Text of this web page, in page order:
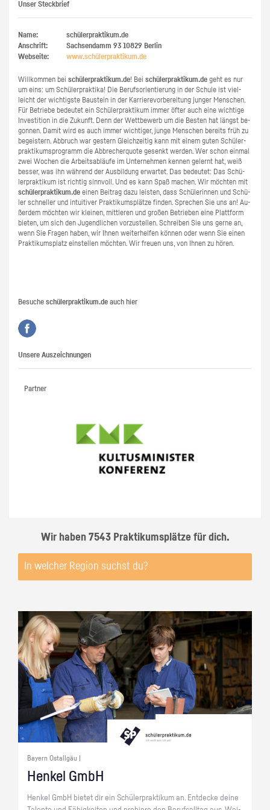
Unser Steckbrief
Name:
schülerpraktikum.de
Anschrift:
Sachsendamm 93 10829 Berlin
Webseite:
www.​schüler​prak​tiku​m.​de
Will­kom­men bei schü­ler­prak­ti­kum.de! Bei schü­ler­prak­ti­kum.de geht es nur
um eins: um Schü­ler­prak­ti­ka! Die Be­rufs­ori­en­tie­rung in der Schu­le ist viel­
leicht der wich­tigs­te Bau­stein in der Kar­rie­re­vor­be­rei­tung jun­ger Men­schen.
Für Be­trie­be be­deu­tet ein Schü­ler­prak­ti­kum immer öfter auch eine wich­ti­ge
In­ves­ti­ti­on in die Zu­kunft. Denn der Wett­be­werb um die Bes­ten hat längst be­
gon­nen. Damit wird es auch immer wich­ti­ger, junge Men­schen be­reits früh zu
be­geis­tern. Ab­bruch war ges­tern Gleich­zei­tig kann mit einem guten Schü­ler­
prak­ti­kums­pro­gramm die Ab­bre­cher­quo­te ge­senkt wer­den. Wer schon ein­mal
zwei Wo­chen die Ar­beits­ab­läu­fe im Un­ter­neh­men ken­nen ge­lernt hat, weiß
bes­ser, was ihn wäh­rend der Aus­bil­dung er­war­tet. Das be­deu­tet: Das Schü­
ler­prak­ti­kum ist rich­tig sinn­voll. Und es kann Spaß ma­chen. Wir möch­ten mit
schü­ler­prak­ti­kum.de einen Bei­trag dazu leis­ten, dass Schü­le­rin­nen und Schü­
ler schnel­ler und in­tui­ti­ver Prak­ti­kums­plät­ze fin­den. Spre­chen Sie uns an! Au­
ßer­dem möch­ten wir klei­nen, mitt­le­ren und gro­ßen Be­trie­ben eine Platt­form
bie­ten, um sich den Ju­gend­li­chen vor­zu­stel­len. Schrei­ben Sie uns gerne an,
wenn Sie Fra­gen haben, wir Ihnen wei­ter­hel­fen kön­nen oder wenn Sie einen
Prak­ti­kums­platz ein­stel­len möch­ten. Wir freu­en uns, von Ihnen zu hören.
Besuche schülerpraktikum.de auch hier
Unsere Auszeichnungen
Partner
Wir haben 7543 Praktikumsplätze für dich.
Bayern Ostallgäu |
Hen­kel GmbH
Hen­kel GmbH bie­tet dir ein Schü­ler­prak­ti­kum an. Ent­de­cke deine